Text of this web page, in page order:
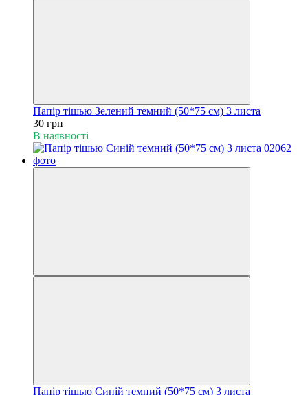
Папір тішью Зелений темний (50*75 см) 3 листа
30 грн
В наявності
Папір тішью Синій темний (50*75 см) 3 листа